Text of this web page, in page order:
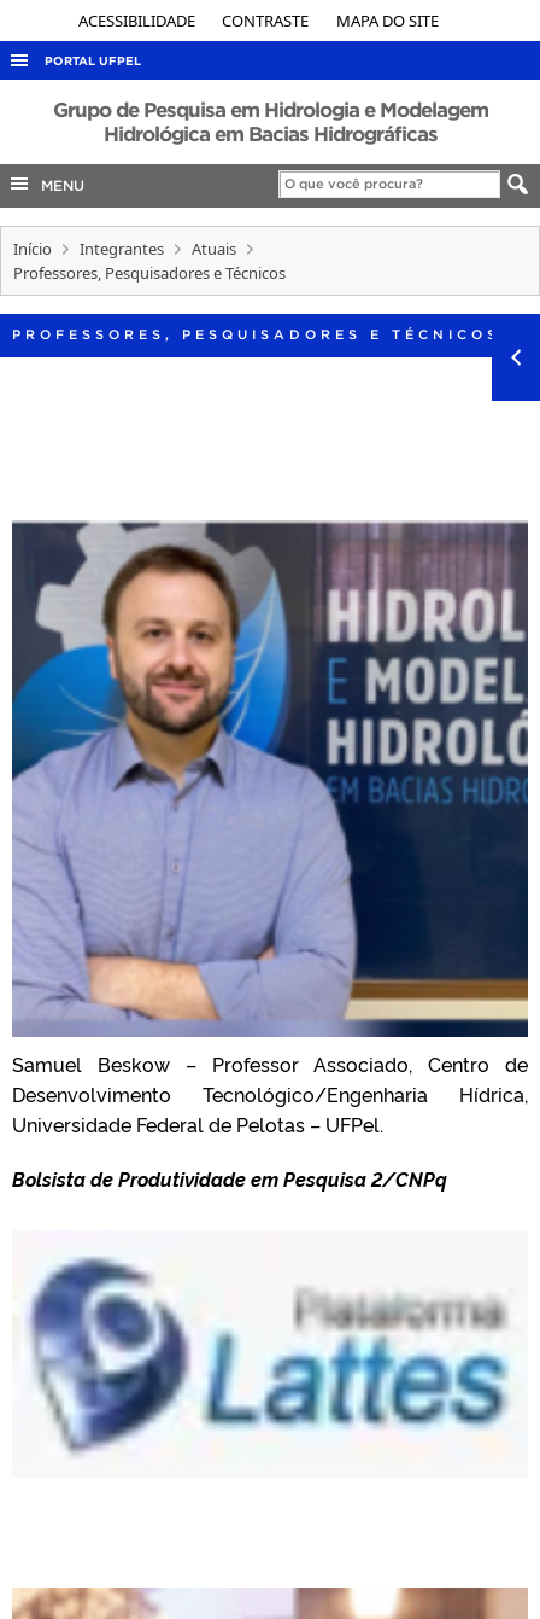
ACESSIBILIDADE CONTRASTE MAPA DO SITE
PORTAL UFPEL
ACESSO À INFORMAÇÃO
AUDITORIA
COBALTO
CONCURSOS
Grupo de Pesquisa em Hidrologia e Modelagem
Hidrológica em Bacias Hidrográficas
MENU
Início Integrantes
Atuais
Professores, Pesquisadores e Técnicos
PROFESSORES, PESQUISADORES E TÉCNICOS
Samuel Beskow – Professor Associado, Centro de
Desenvolvimento Tecnológico/Engenharia Hídrica,
Universidade Federal de Pelotas – UFPel.
Bolsista de Produtividade em Pesquisa 2/CNPq